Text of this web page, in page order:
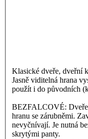
Klasické dveře, dveřní
Jasně viditelná hrana
použít i do původních
BEZFALCOVÉ:
hranu se zárubněmi.
nevyčnívají. Je nutná
skrytými panty.